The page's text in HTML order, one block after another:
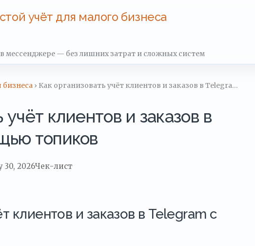
учёт для малого бизнеса
мессенджере — без лишних затрат и сложных систем
› Как организовать учёт клиентов и заказов в Telegra…
учёт клиентов и заказов в
топиков
30, 2026Чек-лист
клиентов и заказов в Telegram с